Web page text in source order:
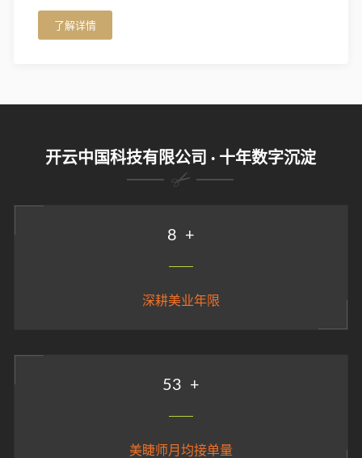
了解详情
开云中国科技有限公司 · 十年数字沉淀
9 +
深耕美业年限
58 +
美睫师月均接单量